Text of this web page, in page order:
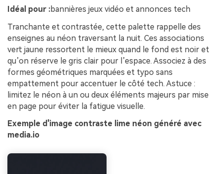
Idéal pour :bannières jeux vidéo et annonces tech
Tranchante et contrastée, cette palette rappelle des
enseignes au néon traversant la nuit. Ces associations
vert jaune ressortent le mieux quand le fond est noir et
qu’on réserve le gris clair pour l’espace. Associez à des
formes géométriques marquées et typo sans
empattement pour accentuer le côté tech. Astuce :
limitez le néon à un ou deux éléments majeurs par mise
en page pour éviter la fatigue visuelle.
Exemple d'image contraste lime néon généré avec
media.io